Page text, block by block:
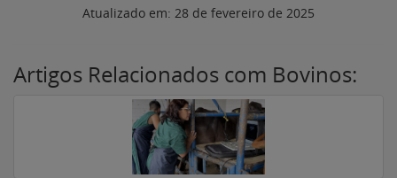
Atualizado em: 28 de fevereiro de 2025
Artigos Relacionados com Bovinos: